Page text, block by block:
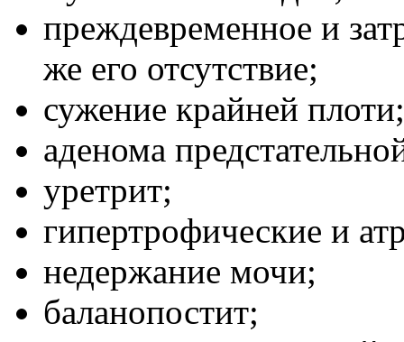
преждевременное и
же его отсутствие;
сужение крайней плоти;
аденома
уретрит;
гипертрофические и
недержание мочи;
баланопостит;